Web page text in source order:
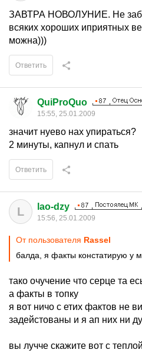
ЗАВТРА НОВОЛУНИЕ. Не
всяких хороших иприятных
можна)))
Ответить
QuiProQuo
15:55, 25.01.2009
значит нуево нах упираться?
2 минуты, капнул и спать
Ответить
L lao-dzy
15:56, 25.01.2009
От пользователя Rassel
балда, я факты констатирую у
тако очучение что серце та
а факты в топку
я вот ничо с етих фактов не
задейстованы и я ап них ни
вы лучче скажите вот с